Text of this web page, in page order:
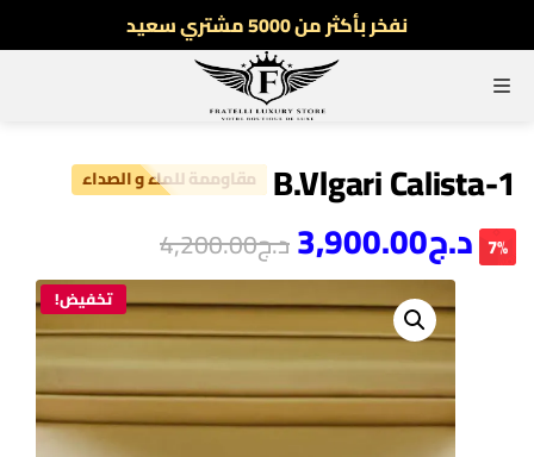
نفخر بأكثر من 5000 مشتري سعيد
أطلب الآن والدفع فقط عند استلام المنتج
توصيل سريع لجميع الولايات
القائمة
B.Vlgari Calista-1 مقاوممة للماء و الصداء
د.ج3,900.00د.ج4,200.00 7%
تخفيض!